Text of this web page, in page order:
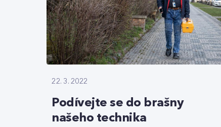
22. 3. 2022
Podívejte se do brašny
našeho technika